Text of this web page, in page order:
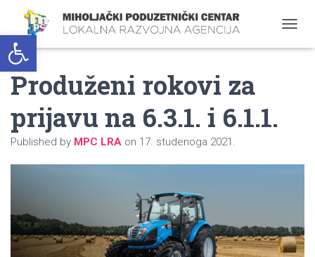
Open toolbar
O
N
Produženi rokovi za
prijavu na 6.3.1. i 6.1.1.
Published by MPC LRA on 17. studenoga 2021.